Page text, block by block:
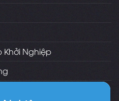
Khởi Nghiệp